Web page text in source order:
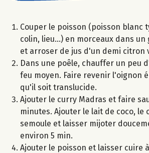
Couper le poisson (poisson blanc
colin, lieu...) en morceaux dans un
et arroser de jus d'un demi citron
Dans une poêle, chauffer un peu
feu moyen. Faire revenir l'oignon
qu'il soit translucide.
Ajouter le curry Madras et faire
minutes. Ajouter le lait de coco, le
semoule et laisser mijoter
environ 5 min.
Ajouter le poisson et laisser cuire